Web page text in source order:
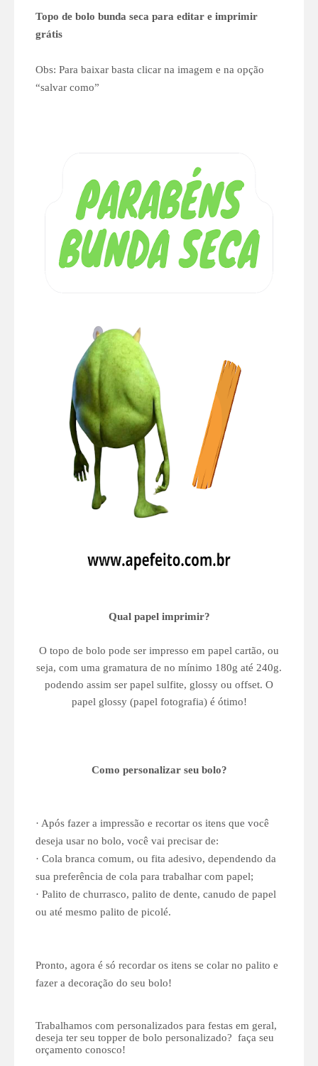
Topo de bolo bunda seca para editar e imprimir
grátis
Obs: Para baixar basta clicar na imagem e na opção
“salvar como”
Qual papel imprimir?
O topo de bolo pode ser impresso em papel cartão, ou
seja, com uma gramatura de no mínimo 180g até 240g.
podendo assim ser papel sulfite, glossy ou offset. O
papel glossy (papel fotografia) é ótimo!
Como personalizar seu bolo?
· Após fazer a impressão e recortar os itens que você
deseja usar no bolo, você vai precisar de:
· Cola branca comum, ou fita adesivo, dependendo da
sua preferência de cola para trabalhar com papel;
· Palito de churrasco, palito de dente, canudo de papel
ou até mesmo palito de picolé.
Pronto, agora é só recordar os itens se colar no palito e
fazer a decoração do seu bolo!
Trabalhamos com personalizados para festas em geral,
deseja ter seu topper de bolo personalizado? faça seu
orçamento conosco!